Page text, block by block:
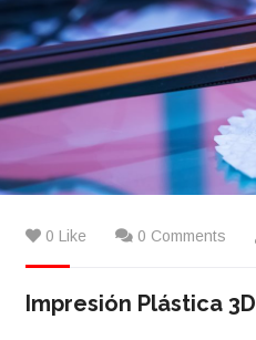
0 Like 0 Comments
Impresión Plástica 3D